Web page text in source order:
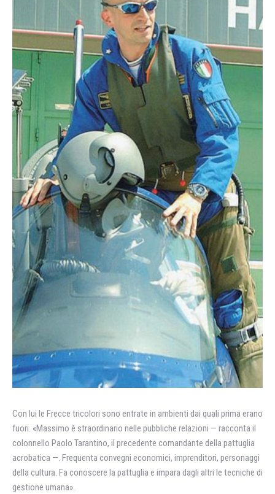
Con lui le Frecce tricolori sono entrate in ambienti dai quali prima erano
fuori. «Massimo è straordinario nelle pubbliche relazioni — racconta il
colonnello Paolo Tarantino, il precedente comandante della pattuglia
acrobatica —. Frequenta convegni economici, imprenditori, personaggi
della cultura. Fa conoscere la pattuglia e impara dagli altri le tecniche di
gestione umana».